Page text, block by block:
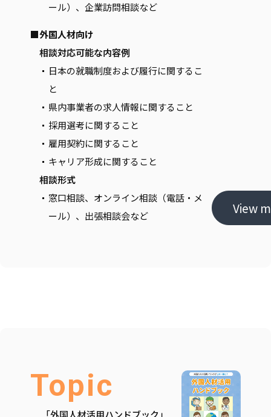
ール）、企業訪問相談など
■外国人材向け
相談対応可能な内容例
日本の就職制度および履行に関するこ
と
県内事業者の求人情報に関すること
採用選考に関すること
雇用契約に関すること
キャリア形成に関すること
相談形式
窓口相談、オンライン相談（電話・メ
ール）、出張相談会など
View
Topic
「外国人材活用ハンドブック」